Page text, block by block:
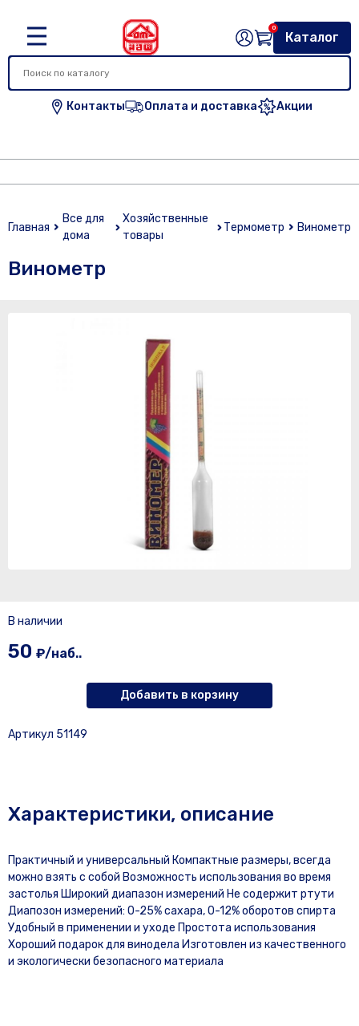
Контакты Оплата и доставка Акции
Каталог
0
Главная
Все для
дома
Хозяйственные
товары
Термометр Винометр
Винометр
В наличии
50 ₽/наб..
Добавить в корзину
Артикул 51149
Характеристики, описание
Практичный и универсальный Компактные размеры, всегда
можно взять с собой Возможность использования во время
застолья Широкий диапазон измерений Не содержит ртути
Диапозон измерений: 0-25% сахара, 0-12% оборотов спирта
Удобный в применении и уходе Простота использования
Хороший подарок для винодела Изготовлен из качественного
и экологически безопасного материала